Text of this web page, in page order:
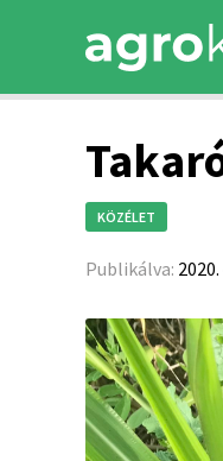
KÖZÉLET
Publikálva: